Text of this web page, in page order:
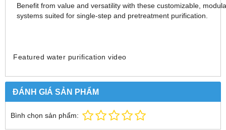
Benefit from value and versatility with these customizable,
systems suited for single-step and pretreatment purification.
Featured water purification video
ĐÁNH GIÁ SẢN PHẨM
Bình chọn sản phẩm: